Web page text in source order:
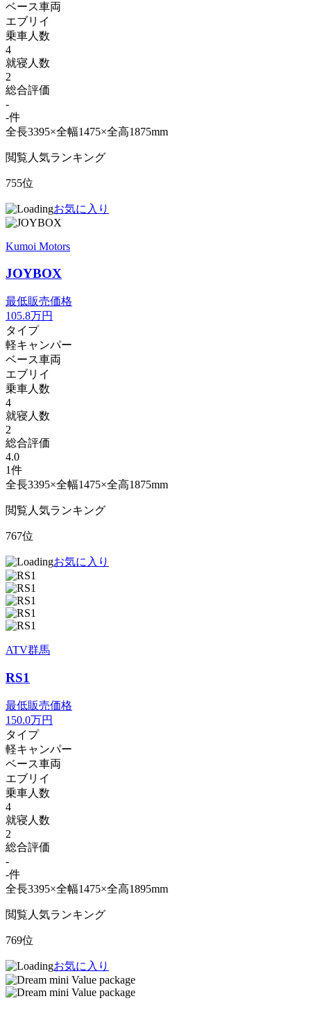
ベース車両
エブリイ
乗車人数
4
就寝人数
2
総合評価
-
-件
全長3395×全幅1475×全高1875mm
閲覧人気ランキング
755位
お気に入り
Kumoi Motors
JOYBOX
最低販売価格
105.8万円
タイプ
軽キャンパー
ベース車両
エブリイ
乗車人数
4
就寝人数
2
総合評価
4.0
1件
全長3395×全幅1475×全高1875mm
閲覧人気ランキング
767位
お気に入り
ATV群馬
RS1
最低販売価格
150.0万円
タイプ
軽キャンパー
ベース車両
エブリイ
乗車人数
4
就寝人数
2
総合評価
-
-件
全長3395×全幅1475×全高1895mm
閲覧人気ランキング
769位
お気に入り